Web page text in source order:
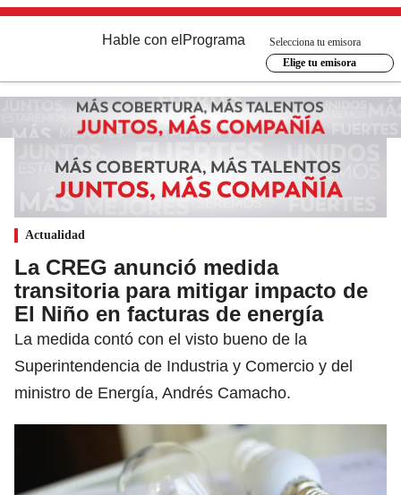
Hable con el Programa
Selecciona tu emisora
Elige tu emisora
Actualidad
La CREG anunció medida
transitoria para mitigar impacto de
El Niño en facturas de energía
La medida contó con el visto bueno de la
Superintendencia de Industria y Comercio y del
ministro de Energía, Andrés Camacho.